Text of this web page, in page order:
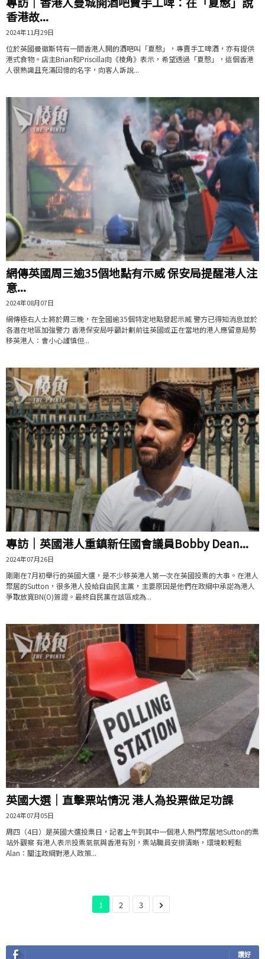
香港故...
2024年11月29日
位於英國曼徹斯特有一間香港人開的酒吧叫「夏慤」，專賣手工啤酒，亦有提供
港式食物。店主Brian和Priscilla向《棱角》表示，希望透過「夏慤」，這個香港
人很熟識且充滿回憶的名字，向客人訴說...
網傳英國周三逾35個地點有示威 保安局提醒港人注
意...
2024年08月07日
網傳極右人士將於周三晚，在全國逾35個特定地點發起示威 警方已得知消息並於
各潛在地區加強警力 香港保安局呼籲計劃前往英國或正在當地的港人應留意局勢
移英港人：會小心謹慎但...
專訪｜英國港人重鎮新任國會議員Bobby Dean...
2024年07月26日
剛剛在7月初舉行的英國大選，是不少移英港人第一次在英國投票的大事。在港人
聚居的Sutton，很多港人投給自由民主黨，主要原因是他們在政綱中承諾為港人
爭取放寬BN(O)簽證。最終自民黨在該區成為...
英國大選｜直擊票站情況 港人為投票做足功課
2024年07月05日
周四（4日）是英國大選投票日，記者上午到其中一個港人熱門聚居地Sutton的票
站外觀察 有港人表示投票氣氛與香港有別，票站職員安排清晰，環境較輕鬆
Alan：關注政綱對港人政策...
1 2 3
讚好